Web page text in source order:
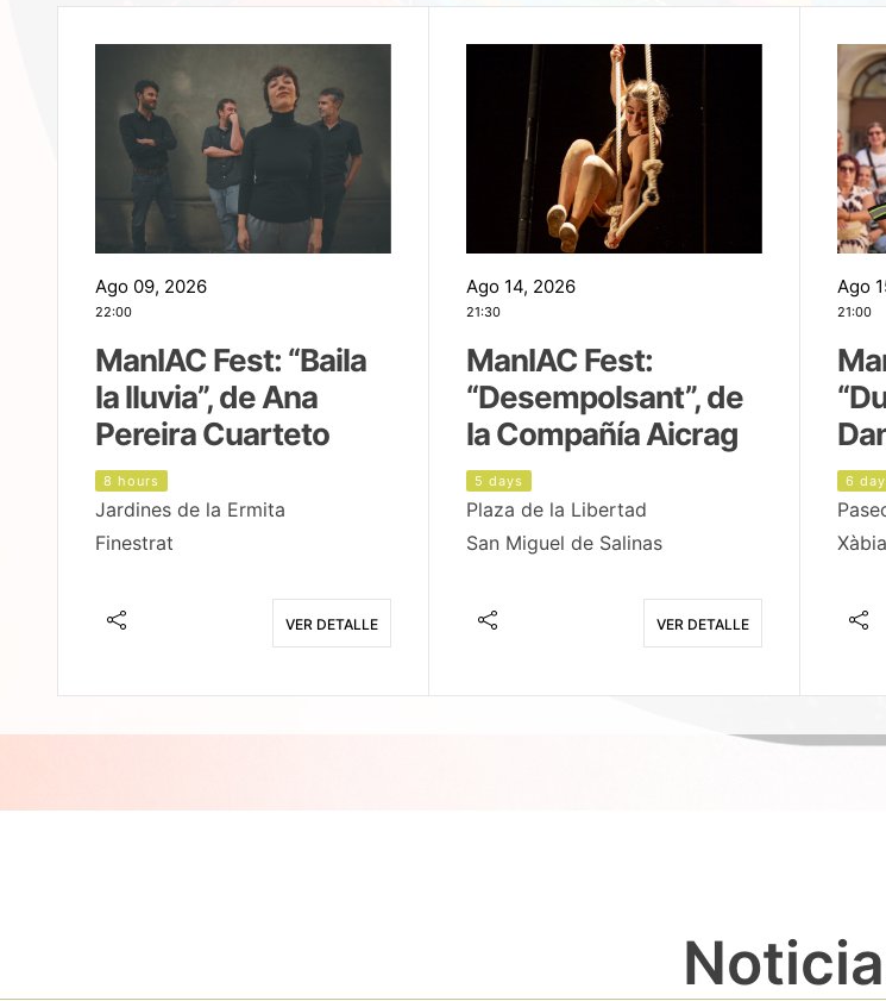
Ago 09, 2026
22:00
ManIAC Fest: “Baila
la lluvia”, de Ana
Pereira Cuarteto
8 hours
Jardines de la Ermita
Finestrat
VER DETALLE
Ago 14, 2026
21:30
ManIAC Fest:
“Desempolsant”, de
la Compañía Aicrag
5 days
Plaza de la Libertad
San Miguel de Salinas
VER DETALLE
Ago
21:00
6
Xàbia